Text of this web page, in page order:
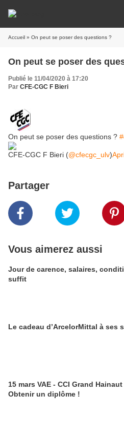
Accueil » On peut se poser des questions ?
On peut se poser des
Publié le 11/04/2020 à 17:20
Par CFE-CGC F Bieri
On peut se poser des questions ?
CFE-CGC F Bieri (@cfecgc_ulv)
Partager
Vous aimerez aussi
Jour de carence, salaires,
suffit
Le cadeau d’ArcelorMittal à ses
15 mars VAE - CCI Grand Hainaut
Obtenir un diplôme !